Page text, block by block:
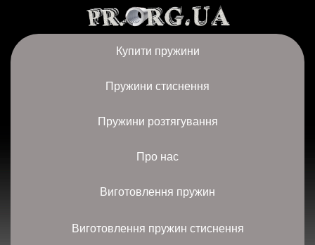
Купити пружини
Пружини стиснення
Пружини розтягування
Про нас
Виготовлення пружин
Виготовлення пружин стиснення